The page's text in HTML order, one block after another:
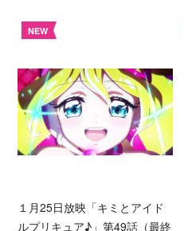
NEW
１月25日放映「キミとアイド
ルプリキュア♪」第49話（最終